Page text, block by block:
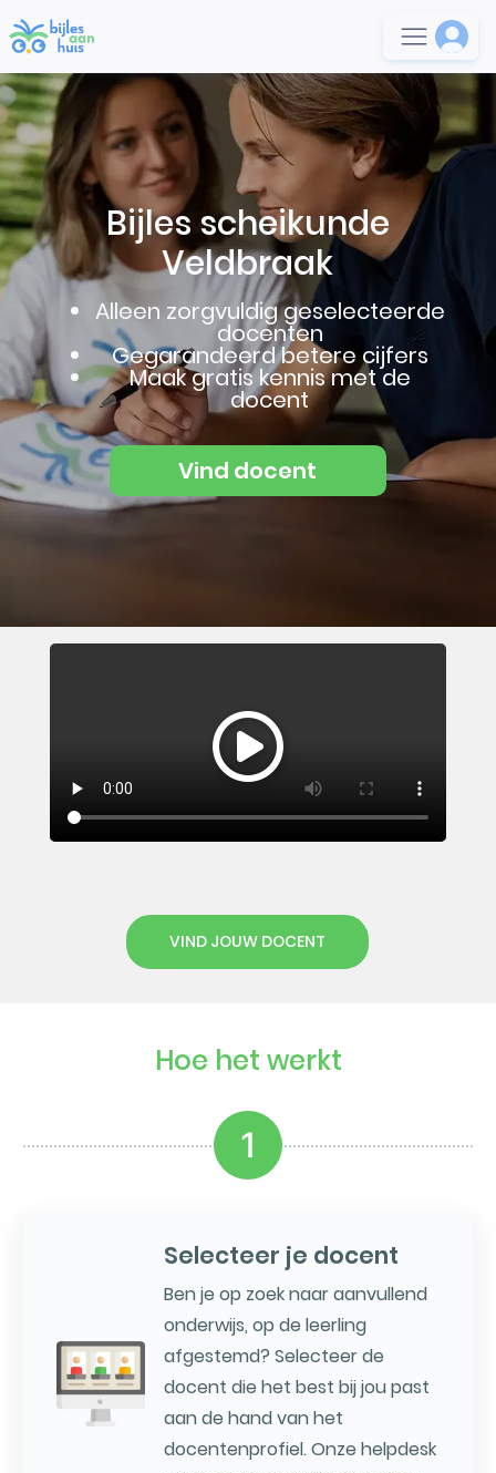
Bijles scheikunde
Veldbraak
Alleen zorgvuldig geselecteerde
docenten
Gegarandeerd betere cijfers
Maak gratis kennis met de
docent
Vind docent
VIND JOUW DOCENT
Hoe het werkt
1
Selecteer je docent
Ben je op zoek naar aanvullend
onderwijs, op de leerling
afgestemd? Selecteer de
docent die het best bij jou past
aan de hand van het
docentenprofiel. Onze helpdesk